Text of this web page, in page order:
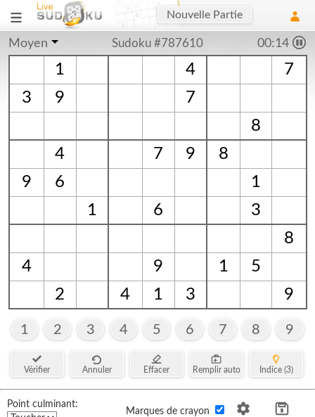
Nouvelle Partie
Moyen Sudoku #787610 00:14
1 4
7
3
9
7
8
4
7 9
8
9
6
1
1
6
3
8
4
9 1
5
2
4 1 3 9
1 2 3 4 5 6 7 8 9
Vérifier Annuler Effacer Remplir auto Indice (3)
Point culminant:
Marques de crayon